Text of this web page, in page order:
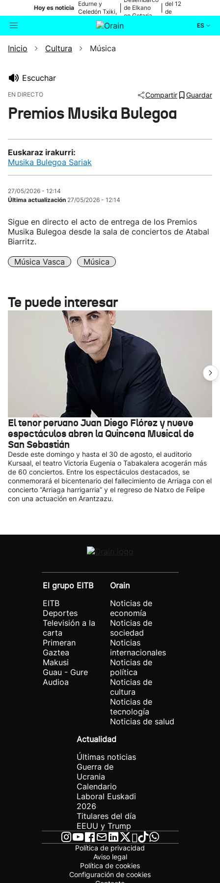
Hoy es noticia
Edurne y
Celedón Txiki,
en directo
de Elkano
en Getaria
del 12
de
ES
Buscador Actualidad
Inicio Cultura Música
Escuchar
EN DIRECTO Compartir Guardar
Premios Musika Bulegoa
La emisión ha expirado.
Euskaraz irakurri:
Musika Bulegoa Sariak
27/05/2026 - 12:14
Última actualización 27/05/2026 - 12:14
Sigue en directo el acto de entrega de los Premios
Musika Bulegoa desde la sala de conciertos de Atabal
Biarritz.
Música Vasca Música
Te puede interesar
El tenor peruano Juan Diego Flórez y nueve
espectáculos abren la Quincena Musical de
San Sebastián
Desde este domingo y hasta el 30 de agosto, el auditorio
Kursaal, el teatro Victoria Eugenia o Tabakalera acogerán más
de 60 conciertos. Entre los espectáculos destacados, se
conmemorará el bicentenario del fallecimiento de Arriaga con el
concierto “Arriaga harrigarria” y el regreso de Natxo de Felipe
con una actuación en Arantzazu.
El grupo EITB
EITB
Deportes
Televisión a la
carta
Primeran
Gaztea
Makusi
Guau - Gure
Audioa
Orain
Noticias de
economía
Noticias de
sociedad
Noticias
internacionales
Noticias de
política
Noticias de
cultura
Noticias de
tecnología
Noticias de salud
Actualidad
Últimas noticias
Guerra de
Ucrania
Calendario
Laboral Euskadi
2026
Titulares del día
EEUU y Trump
Política de privacidad
Aviso legal
Política de cookies
Configuración de cookies